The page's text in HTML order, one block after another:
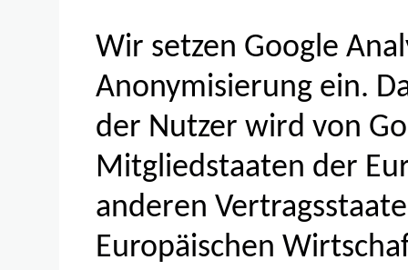
Wir setzen Google
Anonymisierung ein.
der Nutzer wird von
Mitgliedstaaten der
anderen
Europäischen